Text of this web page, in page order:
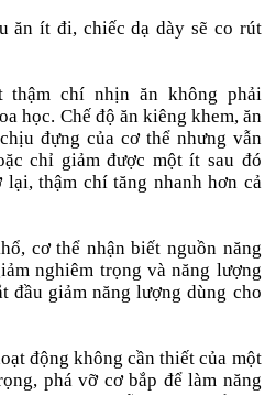
ăn ít đi, chiếc dạ dày sẽ co rút
thậm chí nhịn ăn không phải
học. Chế độ ăn kiêng khem, ăn
đựng của cơ thể nhưng vẫn
chỉ giảm được một ít sau đó
lại, thậm chí tăng nhanh hơn cả
cơ thể nhận biết nguồn năng
nghiêm trọng và năng lượng
đầu giảm năng lượng dùng cho
động không cần thiết của một
phá vỡ cơ bắp để làm năng